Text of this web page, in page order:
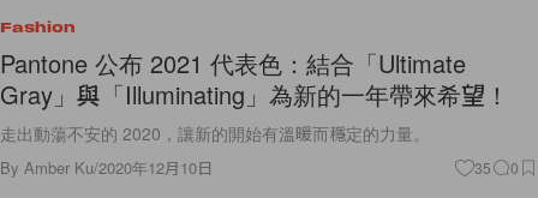
Fashion
Pantone 公布 2021 代表色：結合「Ultimate
Gray」與「Illuminating」為新的一年帶來希望！
走出動蕩不安的 2020，讓新的開始有溫暖而穩定的力量。
By Amber Ku/2020年12月10日 35 0